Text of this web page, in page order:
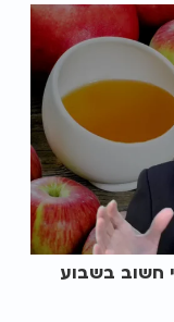
חשוב בשבוע